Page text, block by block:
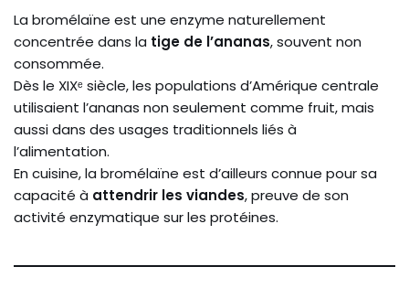
La bromélaïne est une enzyme naturellement
concentrée dans la tige de l’ananas, souvent non
consommée.
Dès le XIXᵉ siècle, les populations d’Amérique centrale
utilisaient l’ananas non seulement comme fruit, mais
aussi dans des usages traditionnels liés à
l’alimentation.
En cuisine, la bromélaïne est d’ailleurs connue pour sa
capacité à attendrir les viandes, preuve de son
activité enzymatique sur les protéines.